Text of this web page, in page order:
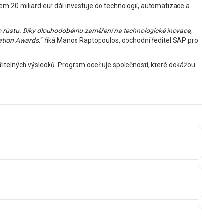
20 miliard eur dál investuje do technologií, automatizace a
Díky dlouhodobému zaměření na technologické inovace,
Awards,“ říká Manos Raptopoulos, obchodní ředitel SAP pro
výsledků. Program oceňuje společnosti, které dokážou